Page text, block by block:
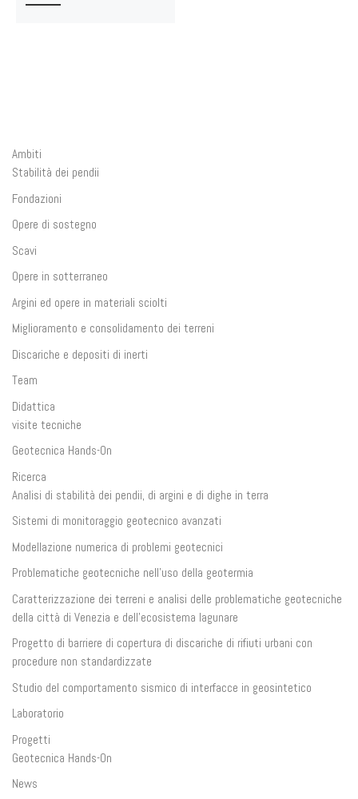
Ambiti
Stabilità dei pendii
Fondazioni
Opere di sostegno
Scavi
Opere in sotterraneo
Argini ed opere in materiali sciolti
Miglioramento e consolidamento dei terreni
Discariche e depositi di inerti
Team
Didattica
visite tecniche
Geotecnica Hands-On
Ricerca
Analisi di stabilità dei pendii, di argini e di dighe in terra
Sistemi di monitoraggio geotecnico avanzati
Modellazione numerica di problemi geotecnici
Problematiche geotecniche nell’uso della geotermia
Caratterizzazione dei terreni e analisi delle problematiche geotecniche
della città di Venezia e dell’ecosistema lagunare
Progetto di barriere di copertura di discariche di rifiuti urbani con
procedure non standardizzate
Studio del comportamento sismico di interfacce in geosintetico
Laboratorio
Progetti
Geotecnica Hands-On
News